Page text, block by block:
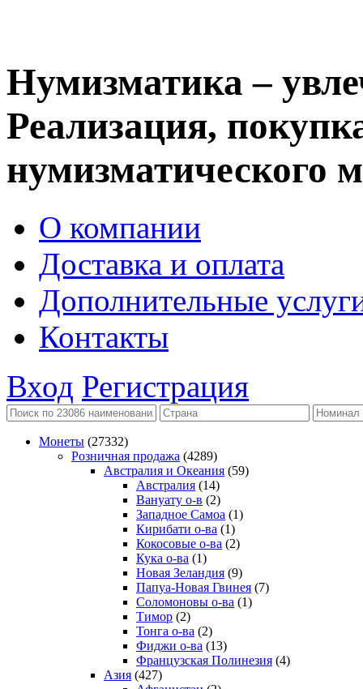
Нумизматика –
Реализация,
нумизматического
О компании
Доставка и оплата
Дополнительные
Контакты
Вход Регистрация
Монеты (27332)
Розничная продажа (4289)
Австралия и Океания (59)
Австралия (14)
Вануату о-в (2)
Западное Самоа (1)
Кирибати о-ва (1)
Кокосовые о-ва (2)
Кука о-ва (1)
Новая Зеландия (9)
Папуа-Новая Гвинея (7)
Соломоновы о-ва (1)
Тимор (2)
Тонга о-ва (2)
Фиджи о-ва (13)
Французская Полинезия (4)
Азия (427)